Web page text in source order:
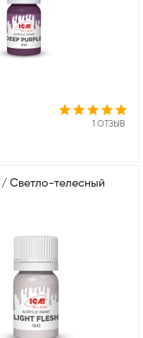
1 ОТЗЫВ
/ Светло-телесный